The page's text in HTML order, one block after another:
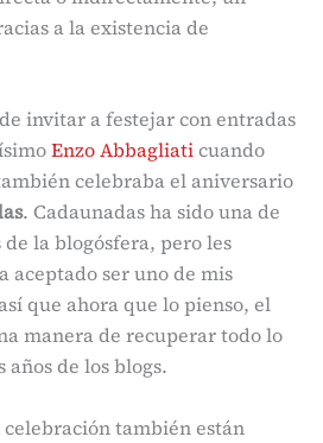
a la existencia de
invitar a festejar con entradas
Enzo Abbagliaticuando
celebraba el aniversario
. Cadaunadas ha sido una de
la blogósfera, pero les
aceptado ser uno de mis
que ahora que lo pienso, el
manera de recuperar todo lo
de los blogs.
celebración también están